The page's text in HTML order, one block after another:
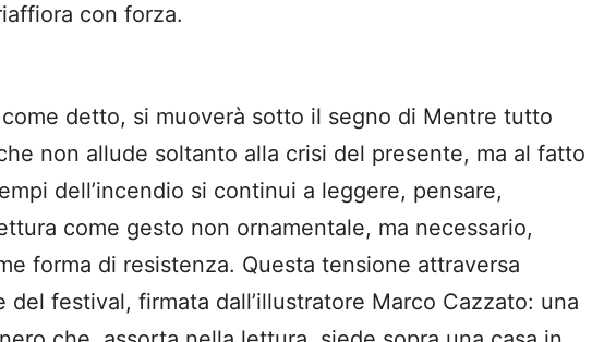
con forza.
come detto, si muoverà sotto il segno di Mentre tutto
non allude soltanto alla crisi del presente, ma al fatto
dell’incendio si continui a leggere, pensare,
come gesto non ornamentale, ma necessario,
forma di resistenza. Questa tensione attraversa
del festival, firmata dall’illustratore Marco Cazzato: una